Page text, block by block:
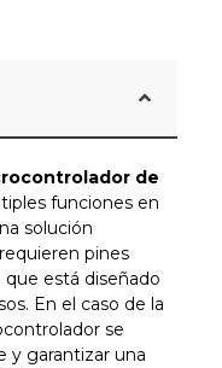
de
funciones en
solución
pines
que está diseñado
En el caso de la
se
y garantizar una